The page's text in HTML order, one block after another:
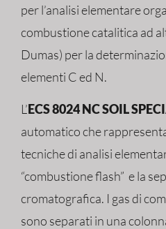
per l’analisi elementare
combustione catalitica ad
Dumas) per la
elementi C ed N.
L’ECS 8024 NC SOIL
automatico che
tecniche di analisi
“combustione flash” e la
cromatografica. I gas di
sono separati in una